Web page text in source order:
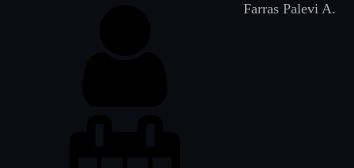
Farras Palevi A.